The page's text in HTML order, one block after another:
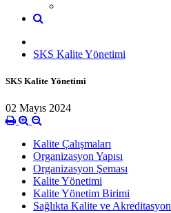
SKS Kalite Yönetimi
SKS Kalite Yönetimi
02 Mayıs 2024
Kalite Çalışmaları
Organizasyon Yapısı
Organizasyon Şeması
Kalite Yönetimi
Kalite Yönetim Birimi
Sağlıkta Kalite ve Akreditasyon